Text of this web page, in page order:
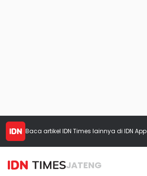
Baca artikel IDN Times lainnya di IDN App
JATENG